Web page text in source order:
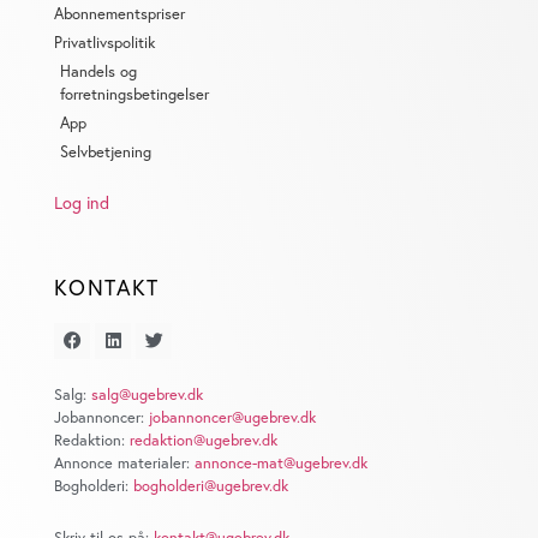
de har indsamlet fra din brug af deres tjenester. Du
samtykker til vores cookies, hvis du fortsætter med at
anvende vores hjemmeside.
Abonnementspriser
Privatlivspolitik
Handels og
forretningsbetingelser
App
Selvbetjening
Log ind
KONTAKT
Salg: salg@ugebrev.dk
Jobannoncer: jobannoncer@ugebrev.dk
Redaktion: redaktion@ugebrev.dk
Annonce materialer: annonce-mat@ugebrev.dk
Bogholderi: bogholderi@ugebrev.dk